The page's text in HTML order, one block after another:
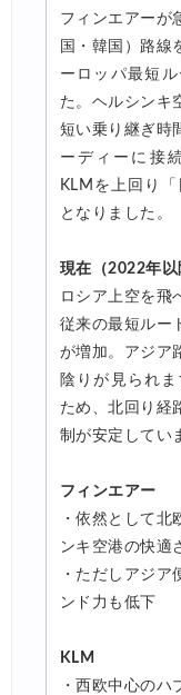
フィンエアーが
国・韓国）路線
ーロッパ最短
た。ヘルシンキ
短い乗り継ぎ時
ーディーに接
KLMを上回り
となりました。
現在（2022年以
ロシア上空を飛
従来の最短ルー
が増加。アジア
陰りが見られ
ため、北回り経
制が安定してい
フィンエアー
・依然として
ンキ空港の快適
・ただしアジ
ンド力も低下
KLM
・西欧中心のハ